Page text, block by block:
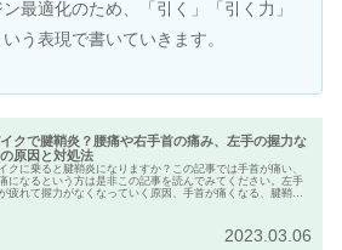
最適化のため、「引く」「引く力」
う表現で書いていきます。
クで腱鞘炎？腰痛や右手首の痛み、左手の握力な
原因と対処法
クに乗ると腱鞘炎になりますか？この記事では手首が痛い、
になるという方は是非この記事を読んでみてください。左手
疲れて握力がなくなっていく原因、手首が痛くなる、腱鞘炎
2023.03.06